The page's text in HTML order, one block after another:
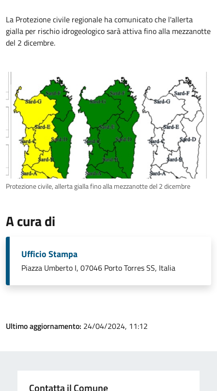
La Protezione civile regionale ha comunicato che l'allerta
gialla per rischio idrogeologico sarà attiva fino alla mezzanotte
del 2 dicembre.
Protezione civile, allerta gialla fino alla mezzanotte del 2 dicembre
A cura di
Ufficio Stampa
Piazza Umberto I, 07046 Porto Torres SS, Italia
Ultimo aggiornamento: 24/04/2024, 11:12